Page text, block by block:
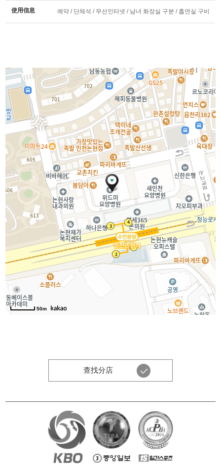
使用信息 예약 / 단체석 / 무선인터넷 / 남녀 화장실 구분 / 흡연실 구비
50m
查找分店